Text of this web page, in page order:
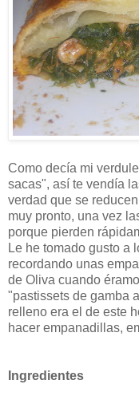
Como decía mi
sacas", así te vendía
verdad que se
muy pronto, una vez
porque pierden
Le he tomado gusto a
recordando unas
de Oliva cuando
"pastissets de gamba
relleno era el de este
hacer empanadillas,
Ingredientes